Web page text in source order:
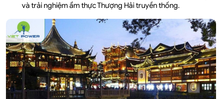
và trải nghiệm ẩm thực Thượng Hải truyền thống.